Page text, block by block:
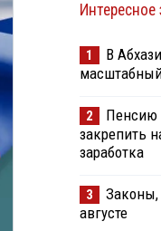
1
В
2
Пенсию
закрепить
заработка
3
Законы,
августе